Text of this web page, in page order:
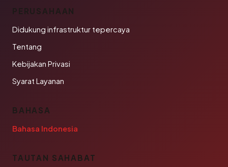
PERUSAHAAN
Didukung infrastruktur tepercaya
Tentang
Kebijakan Privasi
Syarat Layanan
BAHASA
Bahasa Indonesia
TAUTAN SAHABAT